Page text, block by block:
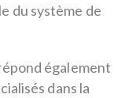
du système de
également
dans la